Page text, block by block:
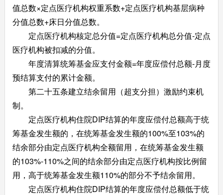
值总数×定点医疗机构权重系数+定点医疗机构基层病种
分值总数+床日分值总数。
定点医疗机构核定总分值=定点医疗机构总分值-定点
医疗机构被扣减的分值。
年度清算统筹基金应支付金额=年度应偿付总额-月度
预结算支付的累计金额。
第二十五条建立结余留用（超支分担）激励约束机
制。
定点医疗机构住院DIP结算的年度应偿付总额高于统
筹基金发生额的，在统筹基金发生额的100%至103%的
结余部分由定点医疗机构全额留用，在统筹基金发生额
的103%-110%之间的结余部分由定点医疗机构按比例留
用，高于统筹基金发生额110%的部分不予结余留用。
定点医疗机构住院DIP结算的年度应偿付总额低于统